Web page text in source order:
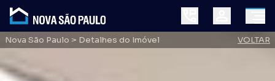
Nova São Paulo > Detalhes do Imóvel VOLTAR